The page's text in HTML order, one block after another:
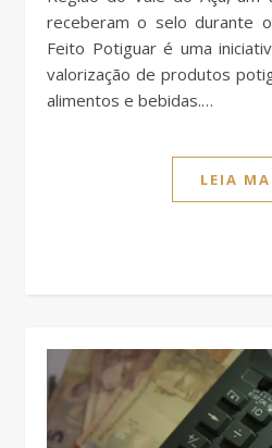
receberam o selo durante
Feito Potiguar é uma
valorização de produtos
alimentos e bebidas.…
LEIA